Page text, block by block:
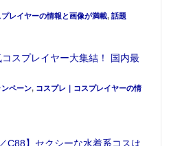
レイヤーの情報と画像が満載, 話題
コスプレイヤー大集結！ 国内最
ペーン, コスプレ｜コスプレイヤーの情
C88】セクシーな水着系コスは